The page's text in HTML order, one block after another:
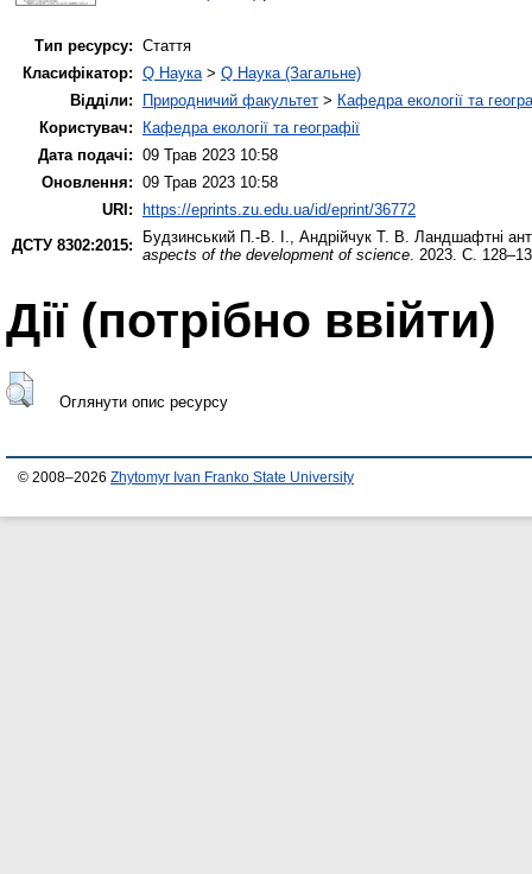
Тип ресурсу: Стаття
Класифікатор: Q Наука> Q Наука (Загальне)
Відділи:
Природничий факультет > Кафедра екології та
Користувач:
Кафедра екології та географії
Дата подачі: 09 Трав 2023 10:58
Оновлення: 09 Трав 2023 10:58
URI:
https://eprints.zu.edu.ua/id/eprint/36772
ДСТУ 8302:2015:
Будзинський П.-В. І., Андрійчук Т. В. Ландшафтні
aspects of the development of science. 2023. С.
Дії ​​(потрібно ввійти)
Оглянути опис ресурсу
© 2008–2026 Zhytomyr Ivan Franko State University